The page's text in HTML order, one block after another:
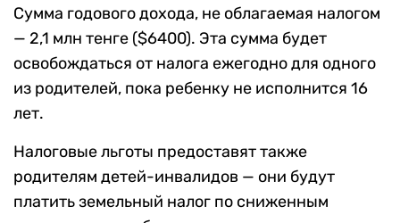
Сумма годового дохода, не облагаемая налогом
— 2,1 млн тенге ($6400). Эта сумма будет
освобождаться от налога ежегодно для одного
из родителей, пока ребенку не исполнится 16
лет.
Налоговые льготы предоставят также
родителям детей-инвалидов — они будут
платить земельный налог по сниженным